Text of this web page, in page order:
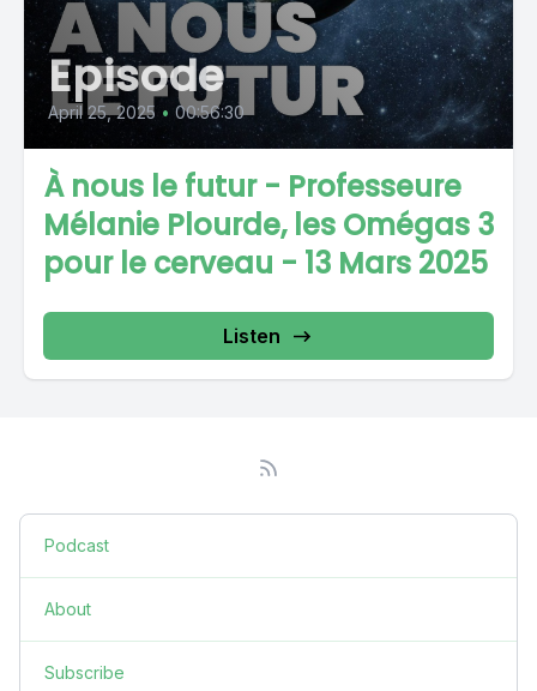
Episode
April 25, 2025 • 00:56:30
À nous le futur - Professeure
Mélanie Plourde, les Omégas 3
pour le cerveau - 13 Mars 2025
Listen
Podcast
About
Subscribe